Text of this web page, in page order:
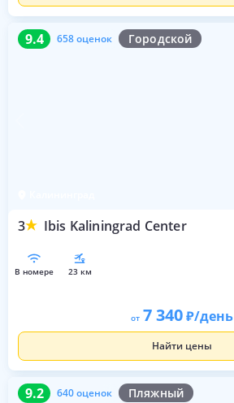
9.4 658 оценок Городской
3 Ibis Kaliningrad Center
9.4 658 оценок
в номере 23 км
от 7 340 /день
Найти цены
9.2 640 оценок Пляжный
9.2 640 оценок